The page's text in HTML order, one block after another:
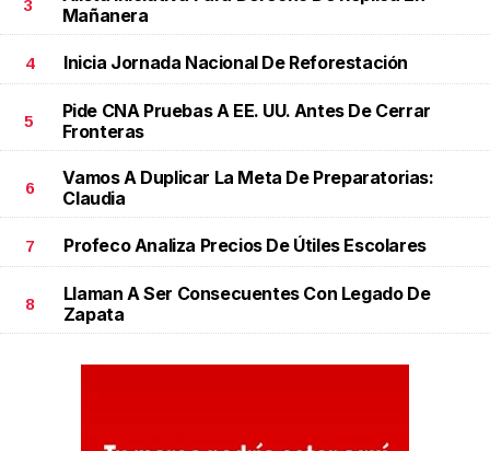
3
Mañanera
4 Inicia Jornada Nacional De Reforestación
5
Pide CNA Pruebas A EE. UU. Antes De Cerrar
Fronteras
6
Vamos A Duplicar La Meta De Preparatorias:
Claudia
7 Profeco Analiza Precios De Útiles Escolares
8
Llaman A Ser Consecuentes Con Legado De
Zapata